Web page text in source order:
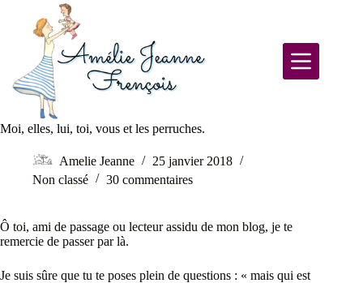
Moi, elles, lui, toi, vous et les perruches.
Amelie Jeanne
25 janvier 2018
Non classé
30 commentaires
Ô toi, ami de passage ou lecteur assidu de mon blog, je te
remercie de passer par là.
Je suis sûre que tu te poses plein de questions : « mais qui est